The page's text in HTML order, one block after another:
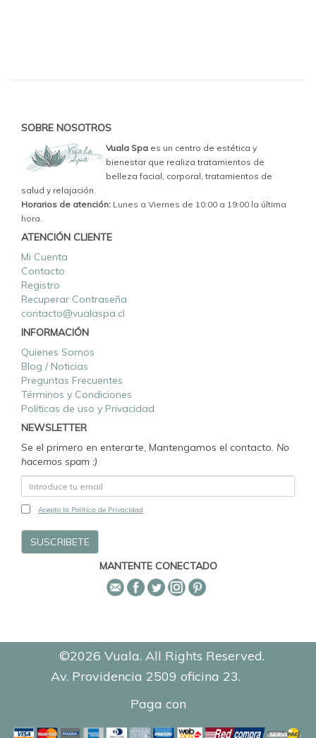
SOBRE NOSOTROS
Vuala Spa es un centro de estética y
bienestar que realiza tratamientos de
belleza facial, corporal, tratamientos de
salud y relajación.
Horarios de atención: Lunes a Viernes de 10:00 a 19:00 la última
hora.
ATENCIÓN CLIENTE
Mi Cuenta
Contacto
Registro
Recuperar Contraseña
contacto@vualaspa.cl
INFORMACIÓN
Quienes Somos
Blog / Noticias
Preguntas Frecuentes
Términos y Condiciones
Políticas de uso y Privacidad
NEWSLETTER
Se el primero en enterarte, Mantengamos el contacto. No
hacemos spam :)
Acepto la Política de Privacidad
MANTENTE CONECTADO
©2026 Vuala. All Rights Reserved.
Av. Providencia 2509 oficina 23.
Paga con